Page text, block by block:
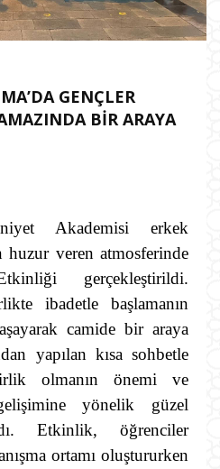
GENÇLER
BİR ARAYA
Akademisi erkek
huzur veren atmosferinde
gerçekleştirildi.
ibadetle başlamanın
camide bir araya
yapılan kısa sohbetle
olmanın önemi ve
yönelik güzel
Etkinlik, öğrenciler
ortamı oluştururken